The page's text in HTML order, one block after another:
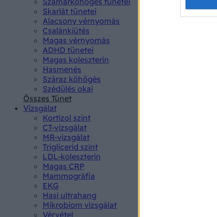
Skarlát tünetei
Alacsony vérnyomás
Csalánkiütés
Magas vérnyomás
ADHD tünetei
Magas koleszterin
Hasmenés
Száraz köhögés
Szédülés okai
Összes Tünet
Vizsgálat
Kortizol szint
CT-vizsgálat
MR-vizsgálat
Triglicerid szint
LDL-koleszterin
Magas CRP
Mammográfia
EKG
Hasi ultrahang
Mikrobiom vizsgálat
Vérvétel